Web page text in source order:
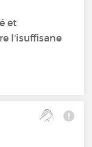
et
l'isuffisane